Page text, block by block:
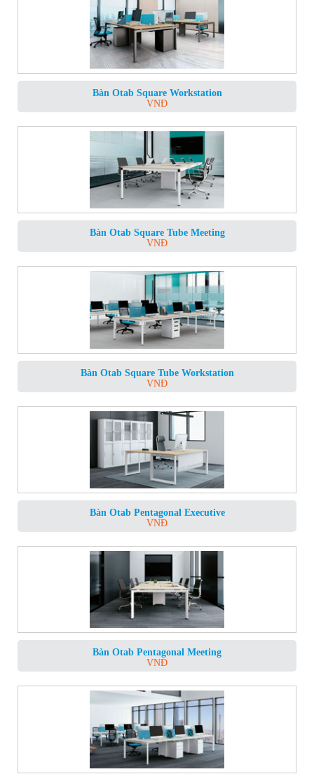
Bàn Otab Square Workstation
VNĐ
Bàn Otab Square Tube Meeting
VNĐ
Bàn Otab Square Tube Workstation
VNĐ
Bàn Otab Pentagonal Executive
VNĐ
Bàn Otab Pentagonal Meeting
VNĐ